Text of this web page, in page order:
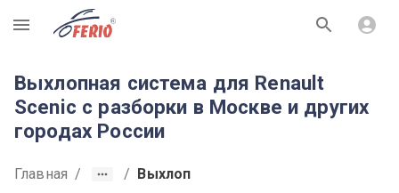
R
Выхлопная система для Renault
Scenic с разборки в Москве и других
городах России
Главная / / Выхлоп